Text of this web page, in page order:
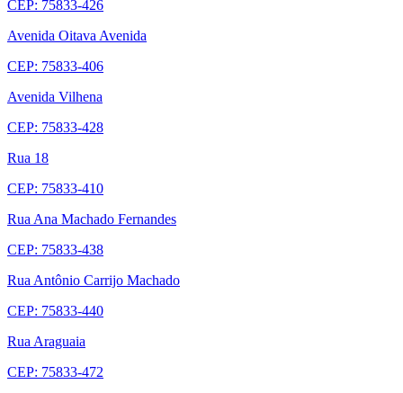
CEP: 75833-426
Avenida Oitava Avenida
CEP: 75833-406
Avenida Vilhena
CEP: 75833-428
Rua 18
CEP: 75833-410
Rua Ana Machado Fernandes
CEP: 75833-438
Rua Antônio Carrijo Machado
CEP: 75833-440
Rua Araguaia
CEP: 75833-472